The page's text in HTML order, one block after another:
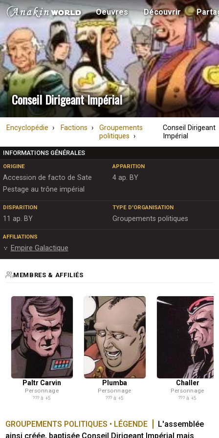
Oeuvres Découvrir
Conseil Dirigeant Impérial
Encyclopédie Factions
Groupements
politiques
Conseil Dirigeant
Impérial
INFORMATIONS GÉNÉRALES
ORIGINE
Accession de facto de Sate
Pestage au trône impérial
APPARITION
4 ap. BY
DISPARITION
11 ap. BY
TYPE D'ORGANISATION
Groupements politiques
AFFILIATIONS
Empire Galactique
MEMBRES & AFFILIÉS
Paltr Carvin
Personnage
??? à +5
Plumba
Personnage
??? à +5
Challer
Personnage
??? à +5
GROUPEMENTS POLITIQUES • LÉGENDE
L'assemblée
ainsi créée, baptisée Conseil Dirigeant Impérial mais